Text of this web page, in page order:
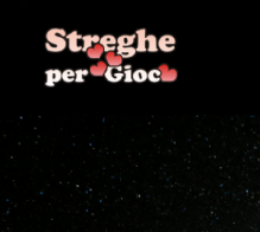
contenuto